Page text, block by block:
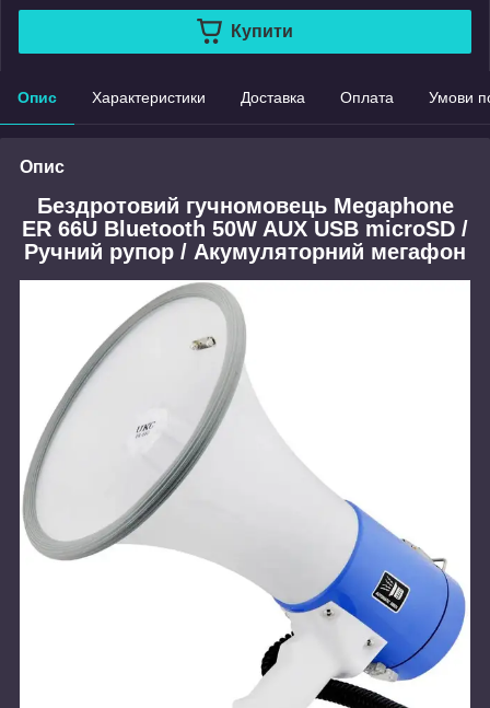
Купити
Опис Характеристики Доставка Оплата Умови
Опис
Бездротовий гучномовець Megaphone
ER 66U Bluetooth 50W AUX USB microSD /
Ручний рупор / Акумуляторний мегафон